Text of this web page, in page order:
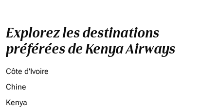
Explorez les destinations
préférées de Kenya Airways
Côte d'Ivoire
Chine
Kenya